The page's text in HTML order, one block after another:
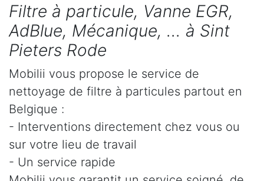
Filtre à particule, Vanne EGR,
AdBlue, Mécanique, ... à Sint
Pieters Rode
Mobilii vous propose le service de
nettoyage de filtre à particules partout en
Belgique :
- Interventions directement chez vous ou
sur votre lieu de travail
- Un service rapide